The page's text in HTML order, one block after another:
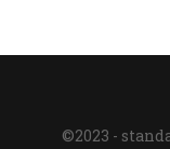
©2023 -